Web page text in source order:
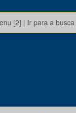
[2] | Ir para a busca